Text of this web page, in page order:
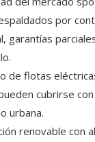
por
garantías
de flotas
cubrirse
urbana.
renovable con